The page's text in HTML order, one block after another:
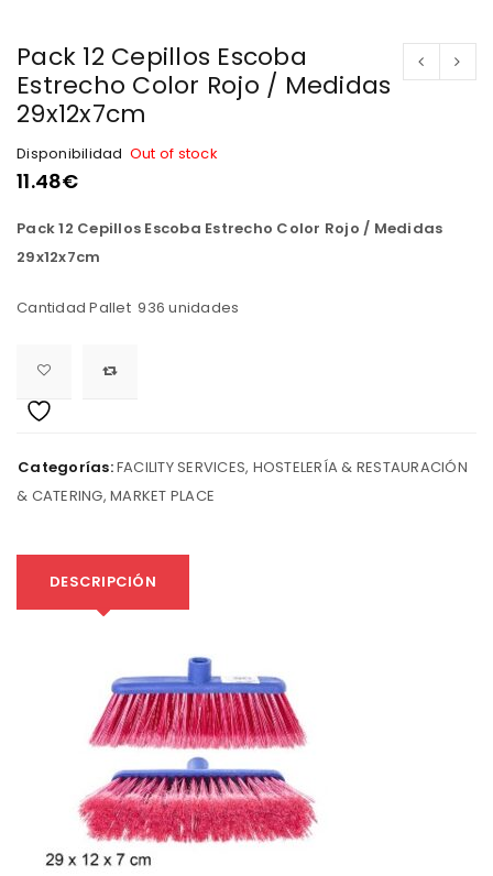
Pack 12 Cepillos Escoba
Estrecho Color Rojo / Medidas
29x12x7cm
Disponibilidad Out of stock
11.48€
Pack 12 Cepillos Escoba Estrecho Color Rojo / Medidas
29x12x7cm
Cantidad Pallet 936 unidades
Categorías:FACILITY SERVICES, HOSTELERÍA & RESTAURACIÓN
& CATERING, MARKET PLACE
DESCRIPCIÓN